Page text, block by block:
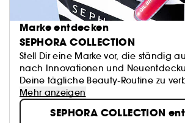
Marke entdecken
SEPHORA COLLECTION
Stell Dir eine Marke vor, die ständig
nach Innovationen und
Deine tägliche Beauty-Routine zu
up, Accessoires, Bad- und
SEPHORA COLLECTION bietet eine
spannenden Produkten...
Mehr anzeigen
SEPHORA COLLECTION